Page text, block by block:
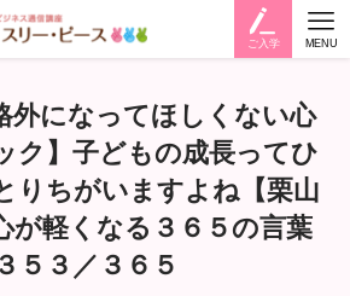
ご入学 MENU
になってほしくない心
ク】子どもの成長ってひ
りちがいますよね【栗山
が軽くなる３６５の言葉
５３／３６５